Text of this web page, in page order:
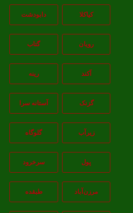
کیاکلا دابودشت
رویان گتاب
رینه
گزنک آستانه سرا
زیرآب گلوگاه
سرخرود
مرزن‌آباد طبقده